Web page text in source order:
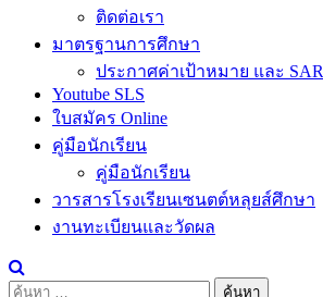
ติดต่อเรา
มาตรฐานการศึกษา
ประกาศค่าเป้าหมาย และ SAR
Youtube SLS
ใบสมัคร Online
คู่มือนักเรียน
คู่มือนักเรียน
วารสารโรงเรียนเซนตต์หลุยส์ศึกษา
งานทะเบียนและวัดผล
ค้นหา